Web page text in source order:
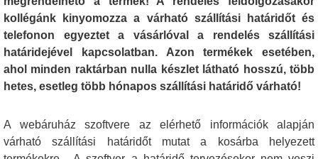
kollégánk kinyomozza a várható szállítási határidőt és
telefonon egyeztet a vásárlóval a rendelés szállítási
határidejével kapcsolatban. Azon termékek esetében,
ahol minden raktárban nulla készlet látható hosszú, több
hetes, esetleg több hónapos szállítási határidő várható!
A webáruház szoftvere az elérhető információk alapján
várható szállítási határidőt mutat a kosárba helyezett